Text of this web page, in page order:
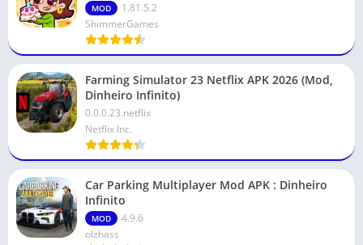
MOD
1.81.5.2
ShimmerGames
Farming Simulator 23 Netflix APK 2026 (Mod,
Dinheiro Infinito)
0.0.0.23.netflix
Netflix Inc.
Car Parking Multiplayer Mod APK : Dinheiro
Infinito
MOD
4.9.6
olzhass